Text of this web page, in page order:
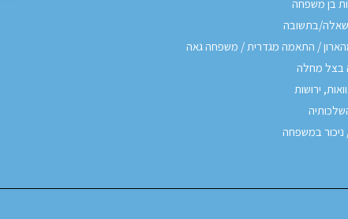
בן משפחה
בתשובה
/ התאמה מגדרית / משפחה גאה
בצל מחלה
ירושות
ניכור במשפחה